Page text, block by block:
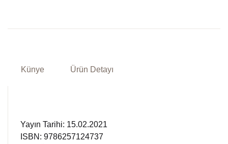
Künye Ürün Detayı
Yayın Tarihi: 15.02.2021
ISBN: 9786257124737